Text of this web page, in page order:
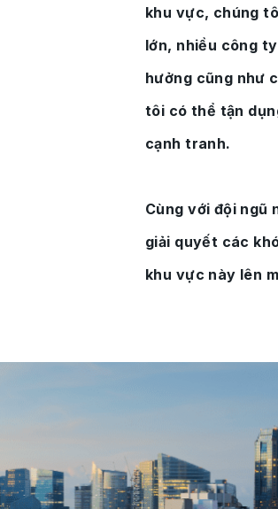
khu vực, chúng
lớn, nhiều công
hưởng cũng như
tôi có thể tận
cạnh tranh.
Cùng với đội ngũ
giải quyết các
khu vực này lên